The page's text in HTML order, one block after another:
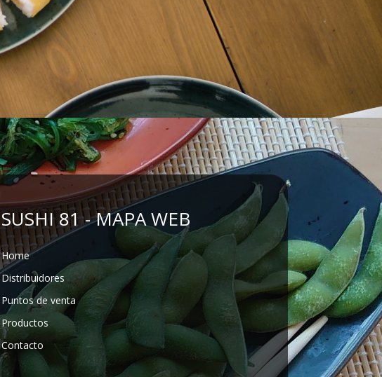
SUSHI 81 - MAPA WEB
Home
Distribuidores
Puntos de venta
Productos
Contacto